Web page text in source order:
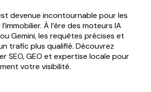
devenue incontournable pour les
À l’ère des moteurs IA
Gemini, les requêtes précises et
trafic plus qualifié. Découvrez
SEO, GEO et expertise locale pour
votre visibilité.